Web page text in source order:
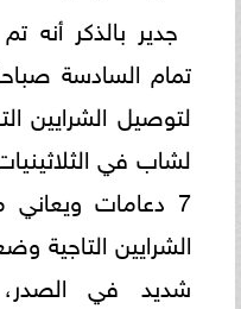
جدير بالذكر أنه
تمام السادسة
لتوصيل الشرايين
لشاب في
7 دعامات
الشرايين
شديد في